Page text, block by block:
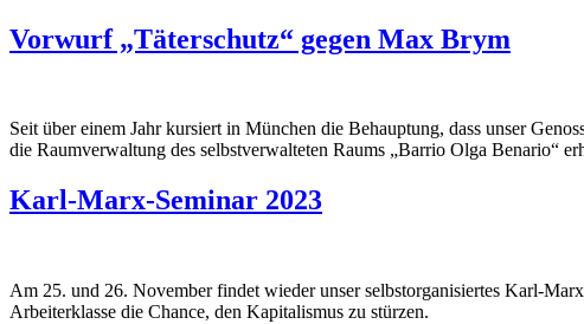
Vorwurf „Täterschutz“ gegen Max Brym
Seit über einem Jahr kursiert in München die Behauptung, dass unser
die Raumverwaltung des selbstverwalteten Raums „Barrio Olga Benario“
Karl-Marx-Seminar 2023
Am 25. und 26. November findet wieder unser selbstorganisiertes Karl-
Arbeiterklasse die Chance, den Kapitalismus zu stürzen.